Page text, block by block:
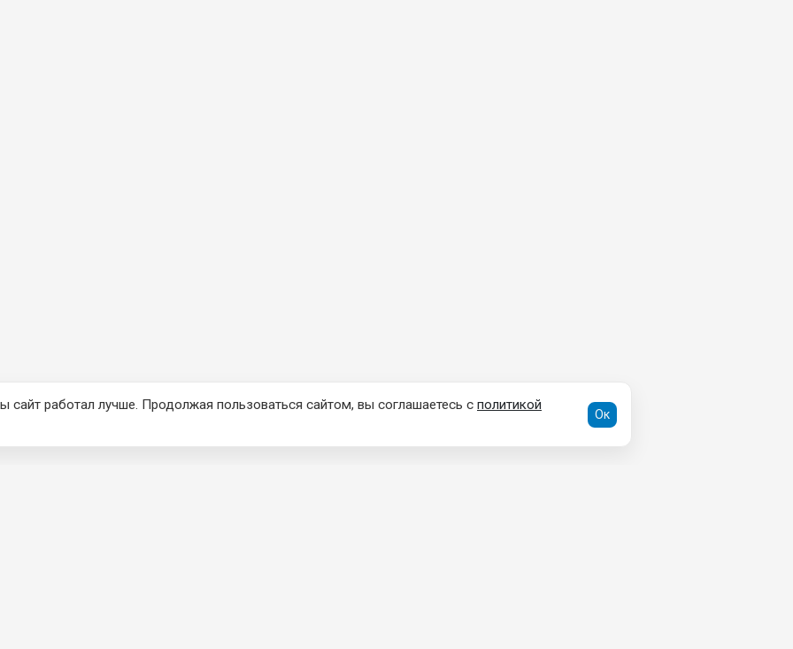
работал лучше. Продолжая пользоваться сайтом, вы соглашаетесь с политикой
Ок